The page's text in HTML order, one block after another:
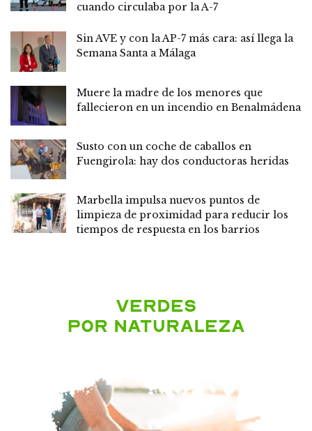
cuando circulaba por la A-7
Sin AVE y con la AP-7 más cara: así llega la
Semana Santa a Málaga
Muere la madre de los menores que
fallecieron en un incendio en Benalmádena
Susto con un coche de caballos en
Fuengirola: hay dos conductoras heridas
Marbella impulsa nuevos puntos de
limpieza de proximidad para reducir los
tiempos de respuesta en los barrios